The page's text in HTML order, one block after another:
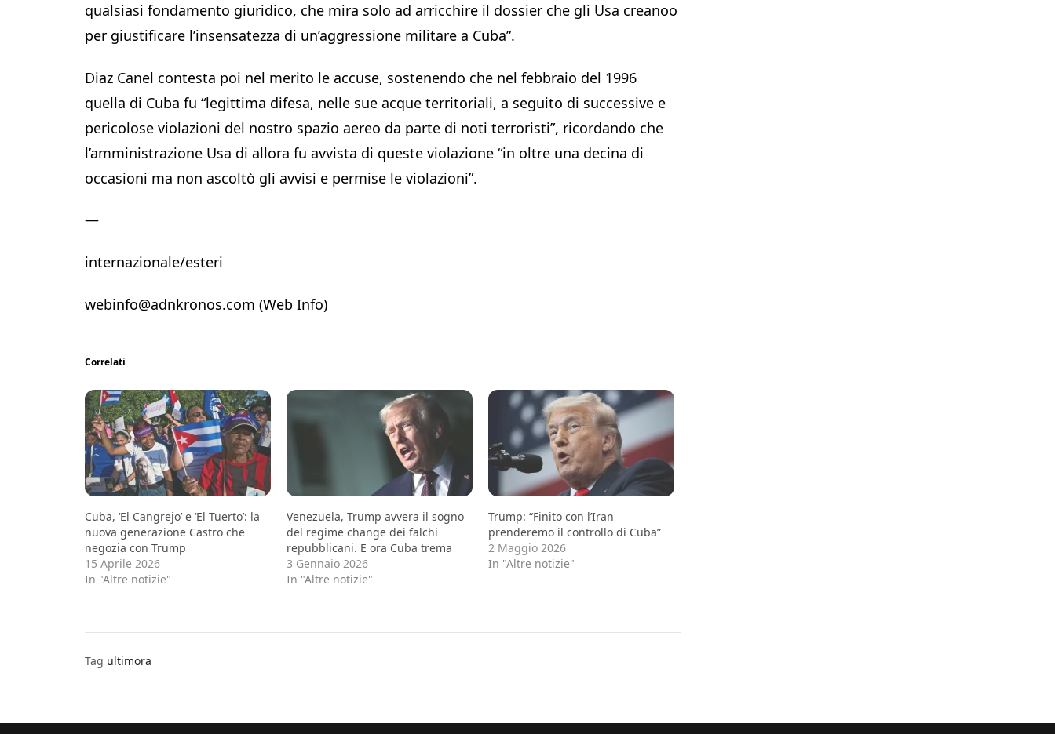
qualsiasi fondamento giuridico, che mira solo ad arricchire il dossier che gli Usa creanoo
per giustificare l’insensatezza di un’aggressione militare a Cuba”.
Diaz Canel contesta poi nel merito le accuse, sostenendo che nel febbraio del 1996
quella di Cuba fu “legittima difesa, nelle sue acque territoriali, a seguito di successive e
pericolose violazioni del nostro spazio aereo da parte di noti terroristi”, ricordando che
l’amministrazione Usa di allora fu avvista di queste violazione “in oltre una decina di
occasioni ma non ascoltò gli avvisi e permise le violazioni”.
—
internazionale/esteri
webinfo@adnkronos.com (Web Info)
Correlati
Cuba, ‘El Cangrejo’ e ‘El Tuerto’: la
nuova generazione Castro che
negozia con Trump
15 Aprile 2026
In "Altre notizie"
Venezuela, Trump avvera il sogno
del regime change dei falchi
repubblicani. E ora Cuba trema
3 Gennaio 2026
In "Altre notizie"
Trump: “Finito con l’Iran
prenderemo il controllo di Cuba”
2 Maggio 2026
In "Altre notizie"
Tag ultimora